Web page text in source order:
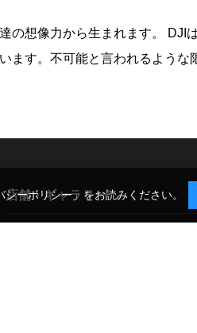
の想像力から生まれます。 DJI
ます。不可能と言われるような
店舗・ギャラリー
シーポリシー」 をお読みください。